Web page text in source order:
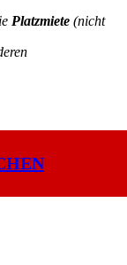
Platzmiete (nicht